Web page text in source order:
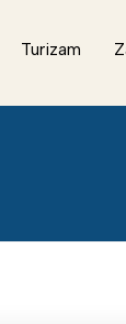
Turizam